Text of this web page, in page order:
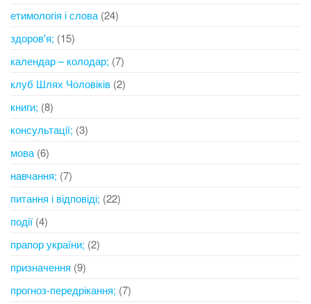
етимологія і слова (24)
здоров'я; (15)
календар – колодар; (7)
клуб Шлях Чоловіків (2)
книги; (8)
консультації; (3)
мова (6)
навчання; (7)
питання і відповіді; (22)
події (4)
прапор україни; (2)
призначення (9)
прогноз-передрікання; (7)